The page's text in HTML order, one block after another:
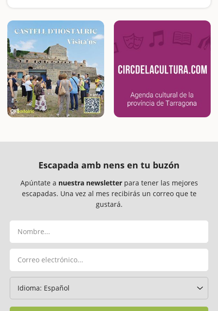
Escapada amb nens en tu buzón
Apúntate a nuestra newsletterpara tener las mejores
escapadas. Una vez al mes recibirás un correo que te
gustará.